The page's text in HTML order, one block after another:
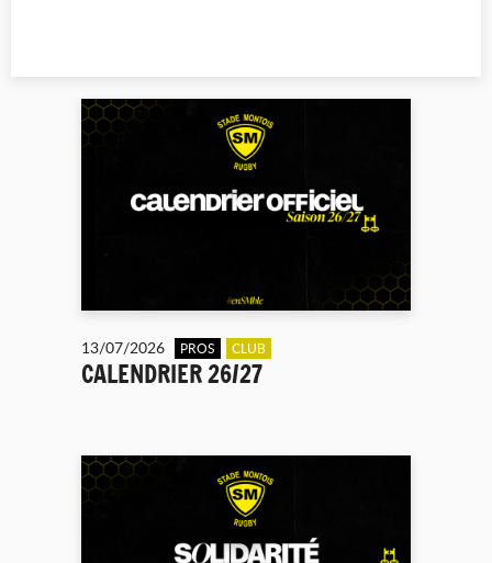
13/07/2026 PROS CLUB
CALENDRIER 26/27